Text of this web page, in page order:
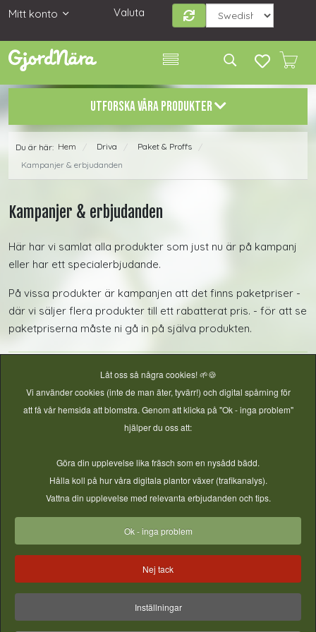
Mitt konto Valuta
UTFORSKA VÅRA PRODUKTER
Du är här: Hem / Driva / Paket & Proffs
/
Kampanjer & erbjudanden
Kampanjer & erbjudanden
Här har vi samlat alla produkter som just nu är på kampanj
eller har ett specialerbjudande.
På vissa produkter är kampanjen att det finns paketpriser -
där vi säljer flera produkter till ett rabatterat pris. - för att se
paketpriserna måste ni gå in på själva produkten.
Häcksax
Pris299,00 kr
Lökjärn med långt skaft
Pris199,00 kr
Låt oss så några cookies! 🌱🍪
Vi använder cookies (inte de man äter, tyvärr!) och digital spårning för
att få vår hemsida att blomstra. Genom att klicka på "Ok - inga problem"
hjälper du oss att:
Göra din upplevelse lika fräsch som en nysådd bädd.
Hålla koll på hur våra digitala plantor växer (trafikanalys).
Vattna din upplevelse med relevanta erbjudanden och tips.
Ok - inga problem
Nej tack
Inställningar